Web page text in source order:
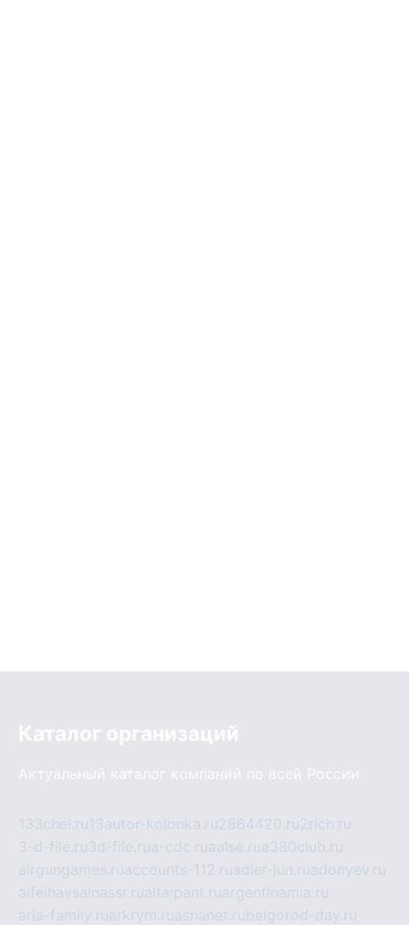
Каталог организаций
Актуальный каталог компаний по всей России
133chel.ru13autor-kolonka.ru2864420.ru2rich.ru
3-d-file.ru3d-file.rua-cdc.ruaalse.rua380club.ru
airgungames.ruaccounts-112.ruadler-jun.ruadonyev.ru
alfeihavsalnassr.rualtaipant.ruargentinamia.ru
aria-family.ruarkrym.ruashanet.rubelgorod-day.ru